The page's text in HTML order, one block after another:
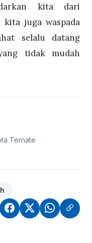
kita dari
kita juga waspada
selalu datang
tidak mudah
Ternate